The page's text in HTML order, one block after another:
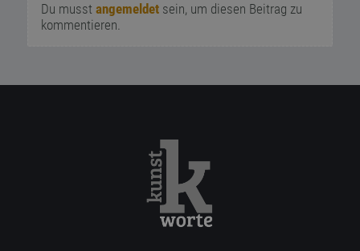
Du musst angemeldetsein, um diesen Beitrag zu
kommentieren.